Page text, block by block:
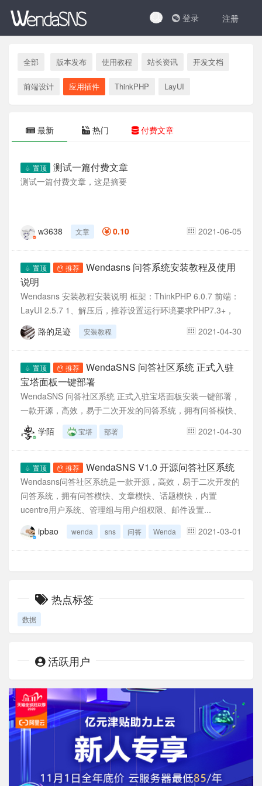
登录 注册
全部 版本发布 使用教程 站长资讯 开发文档
前端设计 应用插件 ThinkPHP LayUI
最新 热门 付费文章
置顶 测试一篇付费文章
测试一篇付费文章，这是摘要
w3638 文章 2021-06-05
0.10
置顶 推荐
Wendasns 问答系统安装教程及使用
说明
Wendasns 安装教程安装说明 框架：ThinkPHP 6.0.7 前端：
LayUI 2.5.7 1、解压后，推荐设置运行环境要求PHP7.3+，
运行目录为...
路的足迹 安装教程 2021-04-30
置顶 推荐
WendaSNS 问答社区系统 正式入驻
宝塔面板一键部署
WendaSNS 问答社区系统 正式入驻宝塔面板安装一键部署，
一款开源，高效，易于二次开发的问答系统，拥有问答模快、
文章模快、话题模快，内置ucentre用户系...
学陌 宝塔 部署 2021-04-30
置顶 推荐 WendaSNS V1.0 开源问答社区系统
Wendasns问答社区系统是一款开源，高效，易于二次开发的
问答系统，拥有问答模快、文章模快、话题模快，内置
ucentre用户系统、管理组与用户组权限、邮件设置...
ipbao
wenda sns 问答 Wenda 2021-03-01
热点标签
数据
活跃用户